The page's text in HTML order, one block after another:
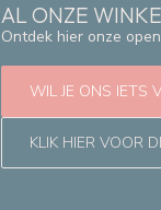
AL ONZE
Ontdek hier onze
WIL JE ONS IETS
KLIK HIER VOOR